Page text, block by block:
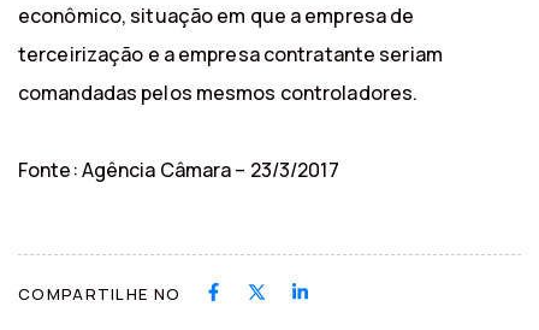
econômico, situação em que a empresa de
terceirização e a empresa contratante seriam
comandadas pelos mesmos controladores.
Fonte: Agência Câmara – 23/3/2017
COMPARTILHE NO